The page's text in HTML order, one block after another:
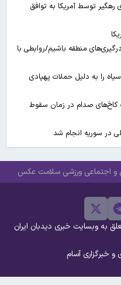
توسط آمریکا به توافق
منطقه باشیم/روابطی با
را به دلیل حملات پهپادی
کاخ‌های صدام در زمان سقوط
در سوریه انجام شد
و اجتماعی ورزشی سلامت عکس
به وبسایت خبری دیدبان ایران
خبرگزاری آسام